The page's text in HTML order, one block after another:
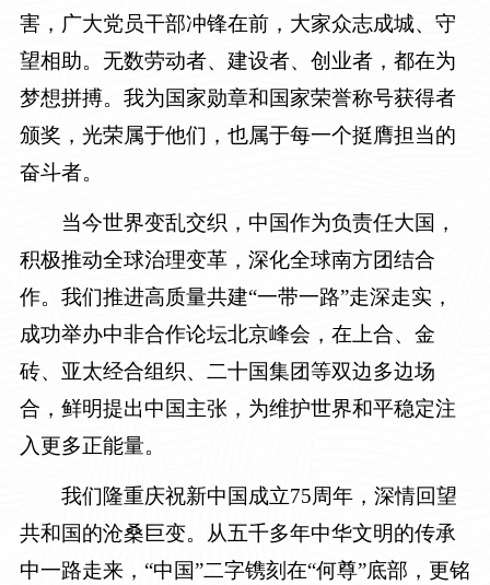
害，广大党员干部冲锋在前，大家众志成城、守
望相助。无数劳动者、建设者、创业者，都在为
梦想拼搏。我为国家勋章和国家荣誉称号获得者
颁奖，光荣属于他们，也属于每一个挺膺担当的
奋斗者。
当今世界变乱交织，中国作为负责任大国，
积极推动全球治理变革，深化全球南方团结合
作。我们推进高质量共建“一带一路”走深走实，
成功举办中非合作论坛北京峰会，在上合、金
砖、亚太经合组织、二十国集团等双边多边场
合，鲜明提出中国主张，为维护世界和平稳定注
入更多正能量。
我们隆重庆祝新中国成立75周年，深情回望
共和国的沧桑巨变。从五千多年中华文明的传承
中一路走来，“中国”二字镌刻在“何尊”底部，更铭